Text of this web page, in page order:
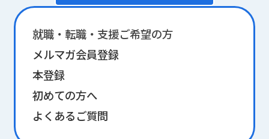
就職・転職・支援ご希望の方
メルマガ会員登録
本登録
初めての方へ
よくあるご質問